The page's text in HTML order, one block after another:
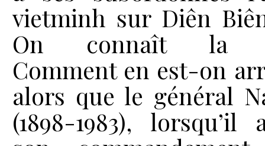
vietminh sur Diên
On connaît la
Comment en est-on
alors que le général
(1898-1983),